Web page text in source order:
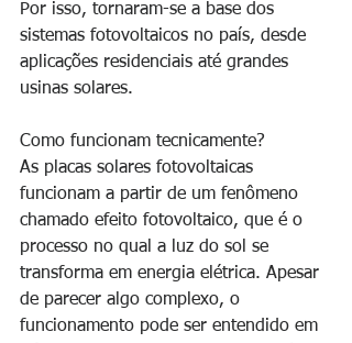
Por isso, tornaram-se a base dos
sistemas fotovoltaicos no país, desde
aplicações residenciais até grandes
usinas solares.
Como funcionam tecnicamente?
As placas solares fotovoltaicas
funcionam a partir de um fenômeno
chamado efeito fotovoltaico, que é o
processo no qual a luz do sol se
transforma em energia elétrica. Apesar
de parecer algo complexo, o
funcionamento pode ser entendido em